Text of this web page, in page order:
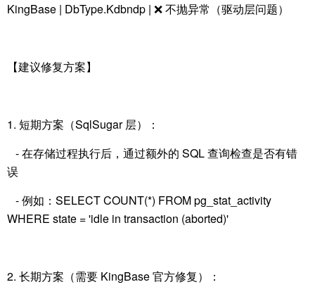
KingBase | DbType.Kdbndp | ❌ 不抛异常（驱动层问题）
【建议修复方案】
1. 短期方案（SqlSugar 层）：
- 在存储过程执行后，通过额外的 SQL 查询检查是否有错
误
- 例如：SELECT COUNT(*) FROM pg_stat_activity
WHERE state = 'idle in transaction (aborted)'
2. 长期方案（需要 KingBase 官方修复）：